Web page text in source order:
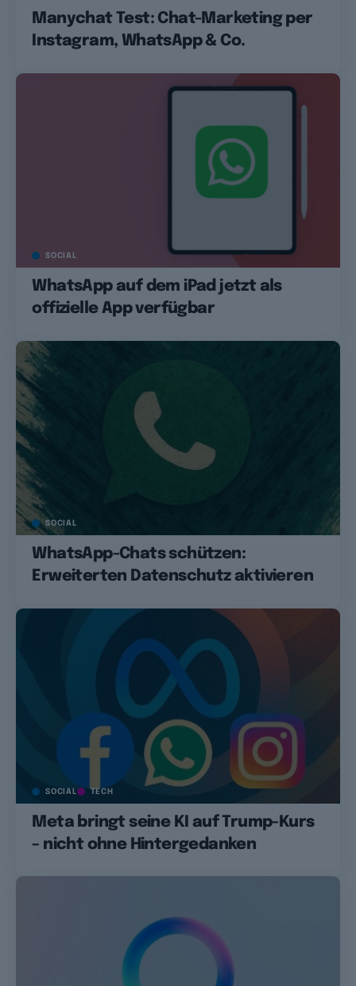
Manychat Test: Chat-Marketing per
Instagram, WhatsApp & Co.
SOCIAL
WhatsApp auf dem iPad jetzt als
offizielle App verfügbar
SOCIAL
WhatsApp-Chats schützen:
Erweiterten Datenschutz aktivieren
SOCIAL TECH
Meta bringt seine KI auf Trump-Kurs
– nicht ohne Hintergedanken